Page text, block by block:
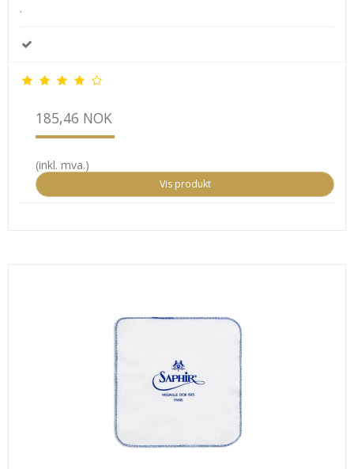
.
185,46 NOK
(inkl. mva.)
Vis produkt